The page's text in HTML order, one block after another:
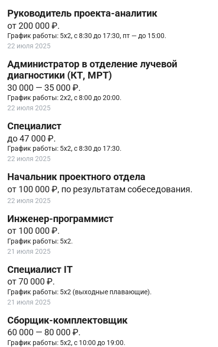
Руководитель проекта-аналитик
от 200 000 ₽.
График работы: 5х2, с 8:30 до 17:30, пт — до 15:00.
22 июля 2025
Администратор в отделение лучевой
диагностики (КТ, МРТ)
30 000 — 35 000 ₽.
График работы: 2х2, с 8:00 до 20:00.
22 июля 2025
Специалист
до 47 000 ₽.
График работы: 5х2, с 8:30 до 17:30.
22 июля 2025
Начальник проектного отдела
от 100 000 ₽, по результатам собеседования.
22 июля 2025
Инженер-программист
от 100 000 ₽.
График работы: 5х2.
21 июля 2025
Cпециалист IT
от 70 000 ₽.
График работы: 5х2 (выходные плавающие).
21 июля 2025
Сборщик-комплектовщик
60 000 — 80 000 ₽.
График работы: 5х2, с 10:00 до 19:00.